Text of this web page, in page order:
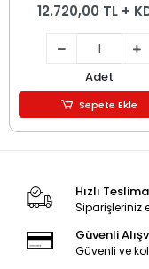
12.720,00 TL +
Adet
Sepete Ekle
Hızlı
Siparişleriniz
Güvenli
Güvenli ve